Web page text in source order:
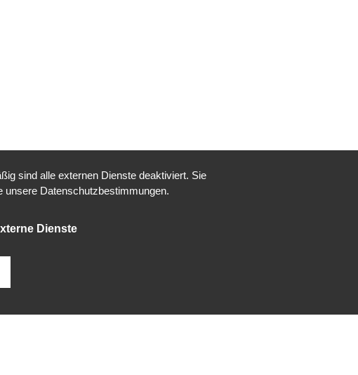
sind alle externen Dienste deaktiviert. Sie
unsere Datenschutzbestimmungen.
Dienste